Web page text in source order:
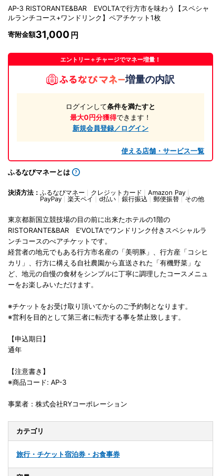
AP-3 RISTORANTE&BAR EVOLTAで行方市を味わう【スペシャ
ルランチコース+ワンドリンク】ペアチケット1枚
寄附金額31,000
エントリー＋チャージでマネー増量！
増量の内訳
ログインして条件を満たすと
最大0円分獲得できます！
新規会員登録／ログイン
使える店舗・サービス一覧
ふるなびマネーとは
決済方法： ふるなびマネー クレジットカード
Amazon Pay
PayPay
楽天ペイ d払い 銀行振込 郵便振替 その他
東京都新国立競技場の目の前に出来たホテルの1階の
RISTORANTE&BAR E'VOLTAでワンドリンク付きスペシャルラ
ンチコースのぺアチケットです。
経営者の地元でもある行方市名産の「美明豚」、行方産「コシヒ
カリ」、行方に構える自社農園から直送された「有機野菜」な
ど、地元の自慢の食材をシンプルに丁寧に調理したコースメニュ
ーをお楽しみいただけます。
※チケットをお受け取り頂いてからのご予約制となります。
※営利を目的として第三者に転売する事を禁止致します。
【申込期日】
通年
【注意書き】
※商品コード: AP-3
事業者：株式会社RYコーポレーション
カテゴリ
旅行・チケット宿泊券・お食事券